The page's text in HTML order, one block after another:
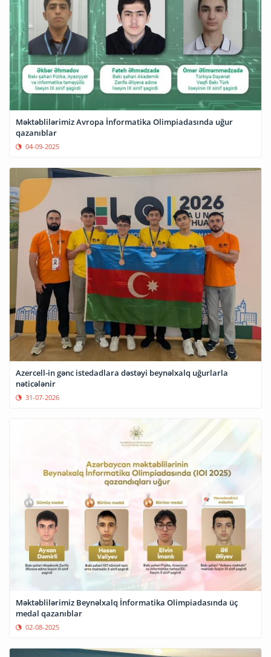
Məktəblilərimiz Avropa İnformatika Olimpiadasında uğur
qazanıblar
04-09-2025
Azercell-in gənc istedadlara dəstəyi beynəlxalq uğurlarla
nəticələnir
31-07-2026
Məktəblilərimiz Beynəlxalq İnformatika Olimpiadasında üç
medal qazanıblar
02-08-2025